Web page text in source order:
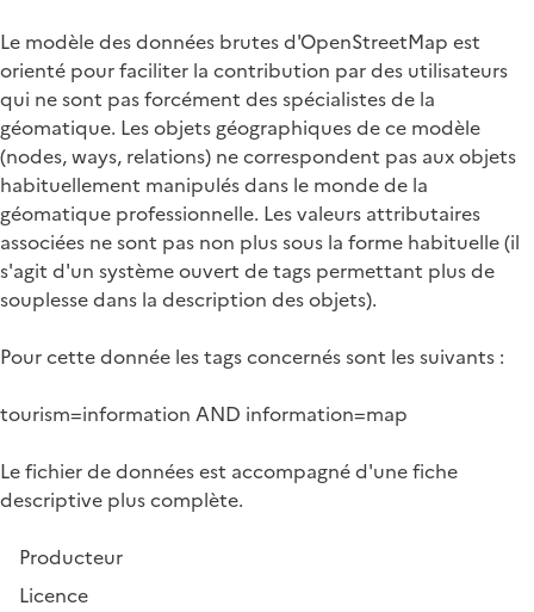
Le modèle des données brutes d'OpenStreetMap est
orienté pour faciliter la contribution par des utilisateurs
qui ne sont pas forcément des spécialistes de la
géomatique. Les objets géographiques de ce modèle
(nodes, ways, relations) ne correspondent pas aux objets
habituellement manipulés dans le monde de la
géomatique professionnelle. Les valeurs attributaires
associées ne sont pas non plus sous la forme habituelle (il
s'agit d'un système ouvert de tags permettant plus de
souplesse dans la description des objets).
Pour cette donnée les tags concernés sont les suivants :
tourism=information AND information=map
Le fichier de données est accompagné d'une fiche
descriptive plus complète.
Producteur
Licence